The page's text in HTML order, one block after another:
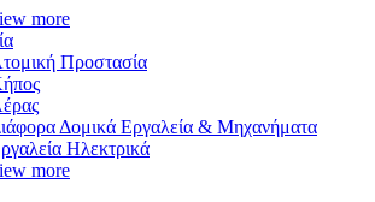
more
Προστασία
Δομικά Εργαλεία & Μηχανήματα
Ηλεκτρικά
more